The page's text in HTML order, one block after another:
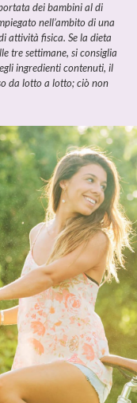
dei bambini al di
nell’ambito di una
attività fisica. Se la dieta
tre settimane, si consiglia
ingredienti contenuti, il
da lotto a lotto; ciò non